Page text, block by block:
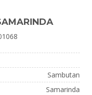
Sambutan
Samarinda